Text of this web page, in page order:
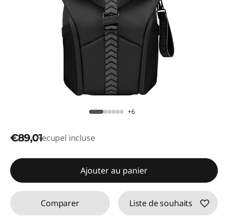
+6
€89,01Recupel incluse
Ajouter au panier
Comparer Liste de souhaits